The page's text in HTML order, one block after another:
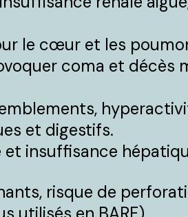
le cœur et les
coma et décès
et digestifs.
insuffisance
risque de